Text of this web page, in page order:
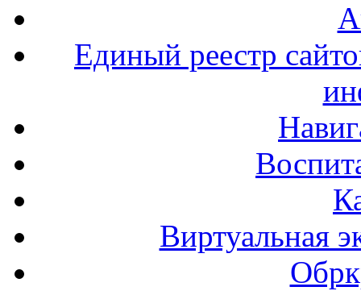
Единый реестр
Виртуальная